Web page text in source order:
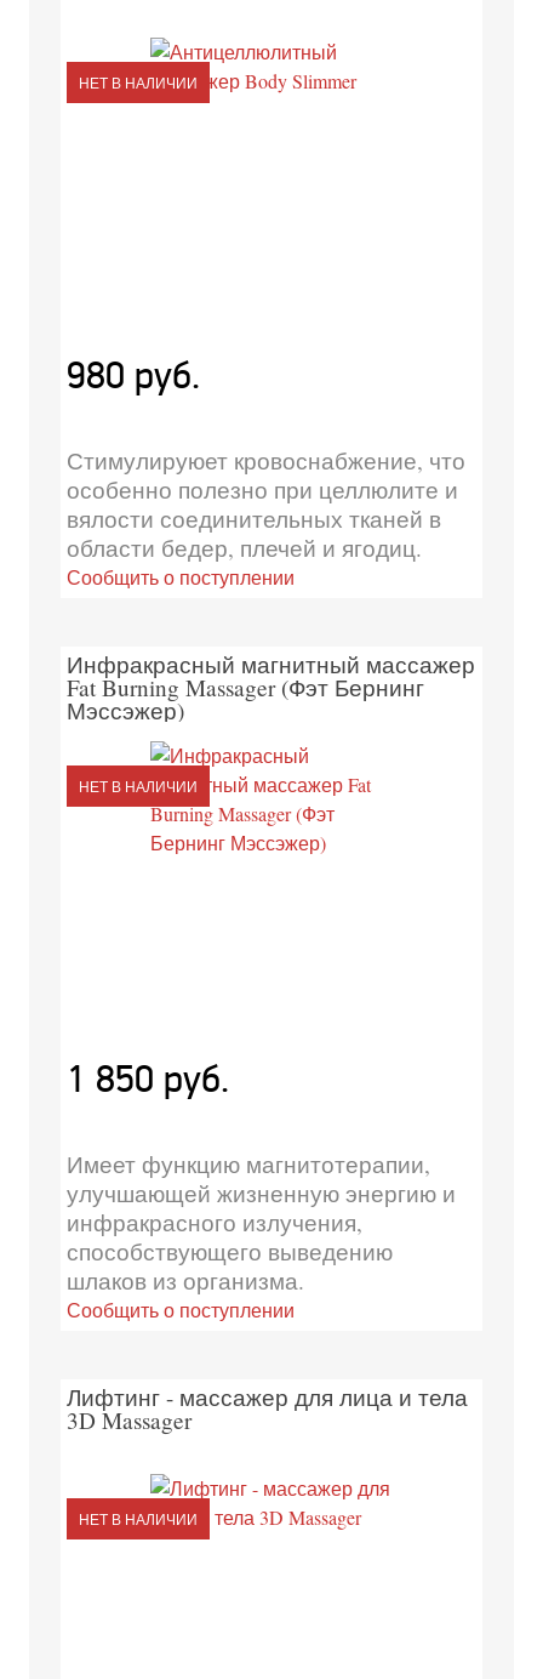
НЕТ В НАЛИЧИИ
980 руб.
Стимулируюет кровоснабжение, что
особенно полезно при целлюлите и
вялости соединительных тканей в
области бедер, плечей и ягодиц.
Сообщить о поступлении
Инфракрасный магнитный массажер
Fat Burning Massager (Фэт Бернинг
Мэссэжер)
НЕТ В НАЛИЧИИ
1 850 руб.
Имеет функцию магнитотерапии,
улучшающей жизненную энергию и
инфракрасного излучения,
способствующего выведению
шлаков из организма.
Сообщить о поступлении
Лифтинг - массажер для лица и тела
3D Massager
НЕТ В НАЛИЧИИ